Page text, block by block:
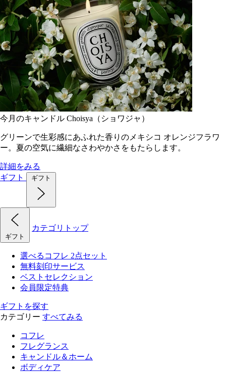
今月のキャンドル Choisya（ショワジャ）
グリーンで生彩感にあふれた香りのメキシコ オレンジフラワ
ー。夏の空気に繊細なさわやかさをもたらします。
詳細をみる
ギフト
ギフト
ギフト
カテゴリトップ
選べるコフレ 2点セット
無料刻印サービス
ベストセレクション
会員限定特典
ギフトを探す
カテゴリー すべてみる
コフレ
フレグランス
キャンドル＆ホーム
ボディケア